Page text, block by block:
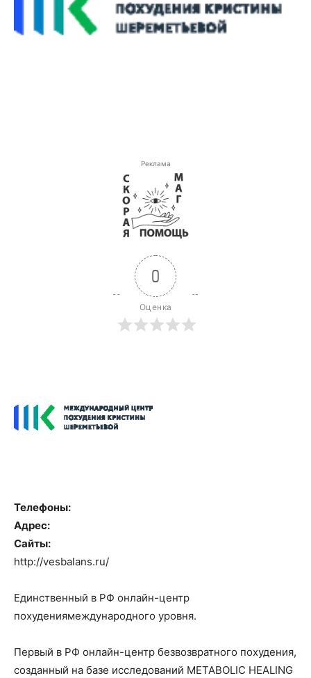
Реклама
0
Оценка
Телефоны:
Адрес:
Сайты:
http://vesbalans.ru/
Единственный в РФ онлайн-центр
похудениямеждународного уровня.
Первый в РФ онлайн-центр безвозвратного похудения,
созданный на базе исследований METABOLIC HEALING